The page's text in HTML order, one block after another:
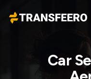
Transfeero
Car